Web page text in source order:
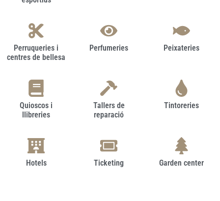
Perruqueries i
centres de bellesa
Perfumeries Peixateries
Quioscos i
llibreries
Tallers de
reparació
Tintoreries
Hotels Ticketing Garden center